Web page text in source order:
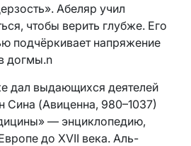
Абеляр учил
чтобы верить глубже. Его
подчёркивает напряжение
догмы.n
дал выдающихся деятелей
Сина (Авиценна, 980–1037)
— энциклопедию,
до XVII века. Аль-